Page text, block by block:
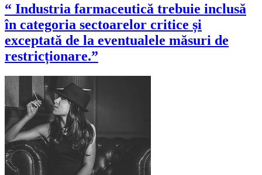
“ Industria farmaceutică trebuie inclusă
în categoria sectoarelor critice și
exceptată de la eventualele măsuri de
restricționare.”